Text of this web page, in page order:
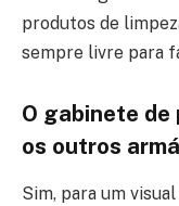
produtos de
sempre livre para
O gabinete de
os outros
Sim, para um